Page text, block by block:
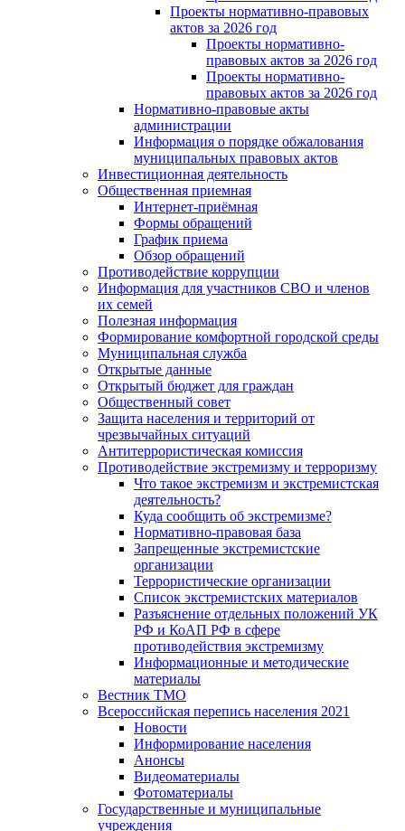
Проекты нормативно-правовых
актов за 2026 год
Проекты нормативно-
правовых актов за 2026 год
Проекты нормативно-
правовых актов за 2026 год
Нормативно-правовые акты
администрации
Информация о порядке обжалования
муниципальных правовых актов
Инвестиционная деятельность
Общественная приемная
Интернет-приёмная
Формы обращений
График приема
Обзор обращений
Противодействие коррупции
Информация для участников СВО и членов
их семей
Полезная информация
Формирование комфортной городской среды
Муниципальная служба
Открытые данные
Открытый бюджет для граждан
Общественный совет
Защита населения и территорий от
чрезвычайных ситуаций
Антитеррористическая комиссия
Противодействие экстремизму и терроризму
Что такое экстремизм и экстремистская
деятельность?
Куда сообщить об экстремизме?
Нормативно-правовая база
Запрещенные экстремистские
организации
Террористические организации
Список экстремистских материалов
Разъяснение отдельных положений УК
РФ и КоАП РФ в сфере
противодействия экстремизму
Информационные и методические
материалы
Вестник ТМО
Всероссийская перепись населения 2021
Новости
Информирование населения
Анонсы
Видеоматериалы
Фотоматериалы
Государственные и муниципальные
учреждения